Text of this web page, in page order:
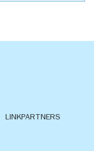
LINKPARTNERS